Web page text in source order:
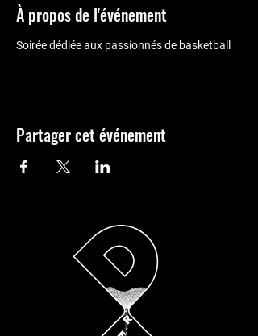
À propos de l'événement
Soirée dédiée aux passionnés de basketball
Partager cet événement